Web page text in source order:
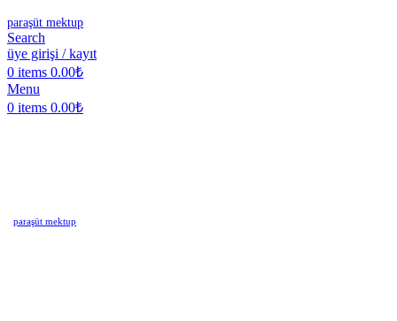
paraşüt mektup
Search
üye girişi / kayıt
0 items 0.00₺
Menu
0 items 0.00₺
paraşüt mektup